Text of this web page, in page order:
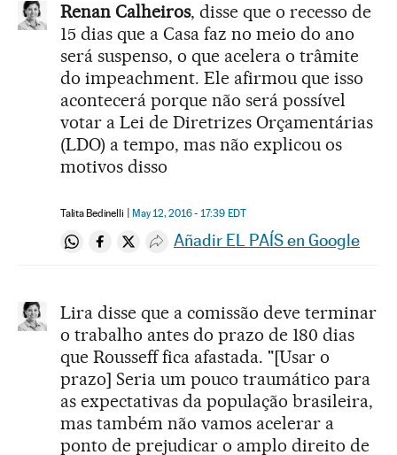
Renan Calheiros, disse que o recesso de
15 dias que a Casa faz no meio do ano
será suspenso, o que acelera o trâmite
do impeachment. Ele afirmou que isso
acontecerá porque não será possível
votar a Lei de Diretrizes Orçamentárias
(LDO) a tempo, mas não explicou os
motivos disso
Talita Bedinelli May 12, 2016 - 17:39 EDT
Compartir en Whatsapp
Compartir en Facebook
Compartir en Twitter
Desplegar Redes Sociales
Añadir EL PAÍS en Google
Lira disse que a comissão deve terminar
o trabalho antes do prazo de 180 dias
que Rousseff fica afastada. "[Usar o
prazo] Seria um pouco traumático para
as expectativas da população brasileira,
mas também não vamos acelerar a
ponto de prejudicar o amplo direito de